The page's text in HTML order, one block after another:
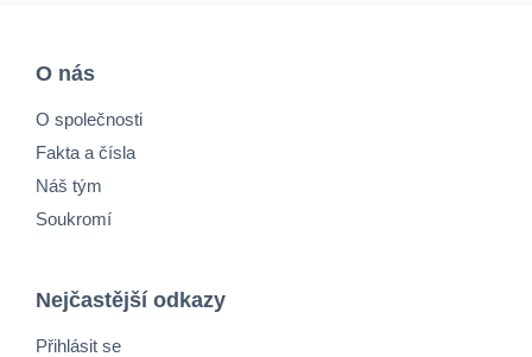
O nás
O společnosti
Fakta a čísla
Náš tým
Soukromí
Nejčastější odkazy
Přihlásit se